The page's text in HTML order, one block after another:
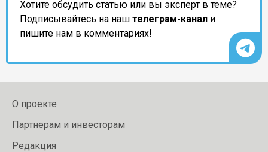
Хотите обсудить статью или вы эксперт в теме?
Подписывайтесь на наш телеграм-канал и
пишите нам в комментариях!
О проекте
Партнерам и инвесторам
Редакция